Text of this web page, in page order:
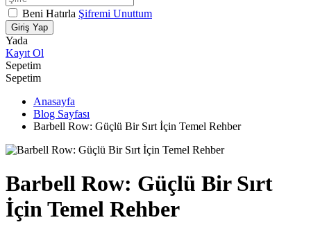
Beni Hatırla Şifremi Unuttum
Giriş Yap
Yada
Kayıt Ol
Sepetim
Sepetim
Anasayfa
Blog Sayfası
Barbell Row: Güçlü Bir Sırt İçin Temel Rehber
Barbell Row: Güçlü Bir Sırt
İçin Temel Rehber